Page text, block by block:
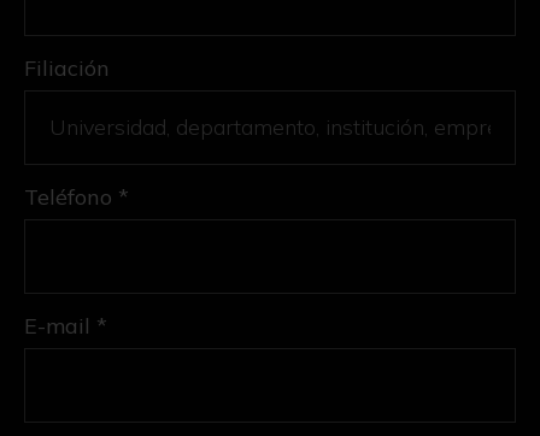
Filiación
Teléfono *
E-mail *